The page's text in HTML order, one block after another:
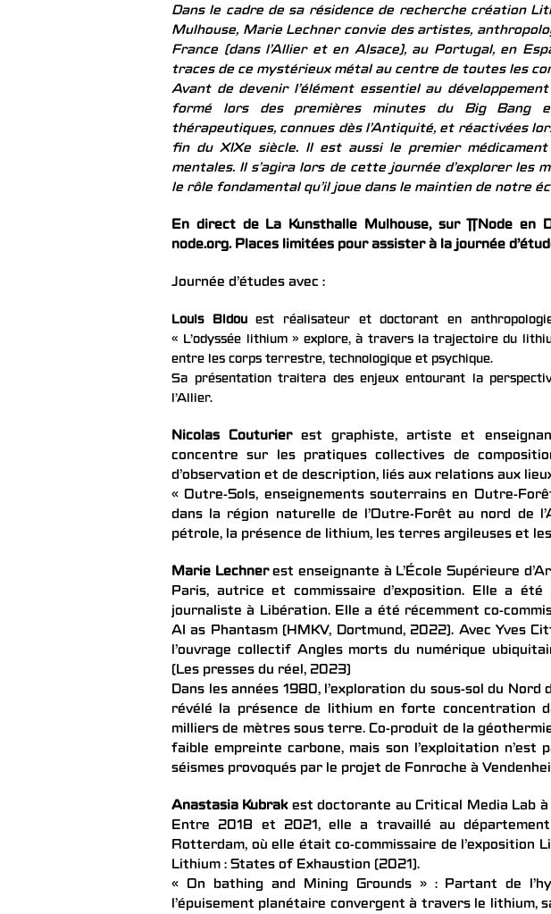
Dans le cadre de sa résidence de recherche création
Mulhouse, Marie Lechner convie des artistes,
France (dans l’Allier et en Alsace), au Portugal, en
traces de ce mystérieux métal au centre de toutes les
Avant de devenir l’élément essentiel au
formé lors des premières minutes du Big Bang
thérapeutiques, connues dès l’Antiquité, et réactivées
fin du XIXe siècle. Il est aussi le premier
mentales. Il s’agira lors de cette journée d’explorer les
le rôle fondamental qu’il joue dans le maintien de notre
En direct de La Kunsthalle Mulhouse, sur ∏Node
node.org. Places limitées pour assister à la journée
Journée d’études avec :
Louis Bidouest réalisateur et doctorant en
« L’odyssée lithium » explore, à travers la trajectoire du
entre les corps terrestre, technologique et psychique.
Sa présentation traitera des enjeux entourant la
l’Allier.
Nicolas Couturierest graphiste, artiste et
concentre sur les pratiques collectives de
d’observation et de description, liés aux relations aux
« Outre-Sols, enseignements souterrains en Outre-
dans la région naturelle de l’Outre-Forêt au nord de
pétrole, la présence de lithium, les terres argileuses et
Marie Lechnerest enseignante à L’École Supérieure
Paris, autrice et commissaire d’exposition. Elle a
journaliste à Libération. Elle a été récemment co-
AI as Phantasm (HMKV, Dortmund, 2022). Avec Yves
l’ouvrage collectif Angles morts du numérique
(Les presses du réel, 2023)
Dans les années 1980, l’exploration du sous-sol du
révélé la présence de lithium en forte concentration
milliers de mètres sous terre. Co-produit de la
faible empreinte carbone, mais son l’exploitation n’est
séismes provoqués par le projet de Fonroche à
Anastasia Kubrakest doctorante au Critical Media Lab à
Entre 2018 et 2021, elle a travaillé au
Rotterdam, où elle était co-commissaire de l’exposition
Lithium : States of Exhaustion (2021).
« On bathing and Mining Grounds » : Partant de
l’épuisement planétaire convergent à travers le lithium,